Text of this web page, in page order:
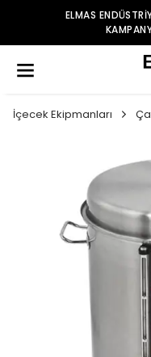
ELMAS
İçecek Ekipmanları